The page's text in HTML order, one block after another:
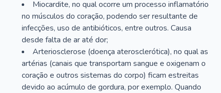
Miocardite, no qual ocorre um processo inflamatório
no músculos do coração, podendo ser resultante de
infecções, uso de antibióticos, entre outros. Causa
desde falta de ar até dor;
Arteriosclerose (doença aterosclerótica), no qual as
artérias (canais que transportam sangue e oxigenam o
coração e outros sistemas do corpo) ficam estreitas
devido ao acúmulo de gordura, por exemplo. Quando